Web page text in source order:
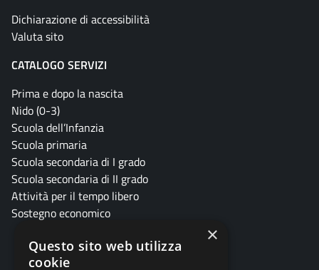
Dichiarazione di accessibilità
Valuta sito
CATALOGO SERVIZI
Prima e dopo la nascita
Nido (0-3)
Scuola dell’Infanzia
Scuola primaria
Scuola secondaria di I grado
Scuola secondaria di II grado
Attività per il tempo libero
Sostegno economico
×
Questo sito web utilizza
cookie